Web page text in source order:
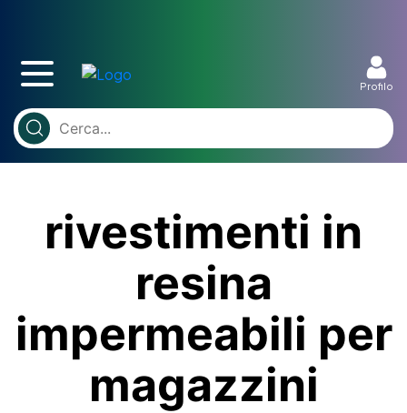
Profilo
rivestimenti in
resina
impermeabili per
magazzini